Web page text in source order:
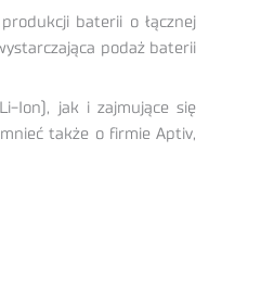
baterii o łącznej
podaż baterii
Ion), jak i zajmujące się
także o firmie Aptiv,